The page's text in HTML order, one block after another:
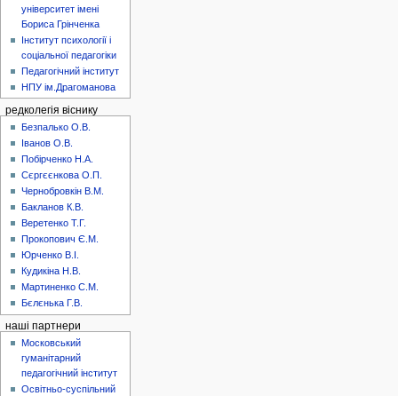
університет імені
Бориса Грінченка
Інститут психології і
соціальної педагогіки
Педагогічний інститут
НПУ ім.Драгоманова
редколегія віснику
Безпалько О.В.
Іванов О.В.
Побірченко Н.А.
Сєргєєнкова О.П.
Чернобровкін В.М.
Бакланов К.В.
Веретенко Т.Г.
Прокопович Є.М.
Юрченко В.І.
Кудикіна Н.В.
Мартиненко С.М.
Бєлєнька Г.В.
наші партнери
Московський
гуманітарний
педагогічний інститут
Освітньо-суспільний